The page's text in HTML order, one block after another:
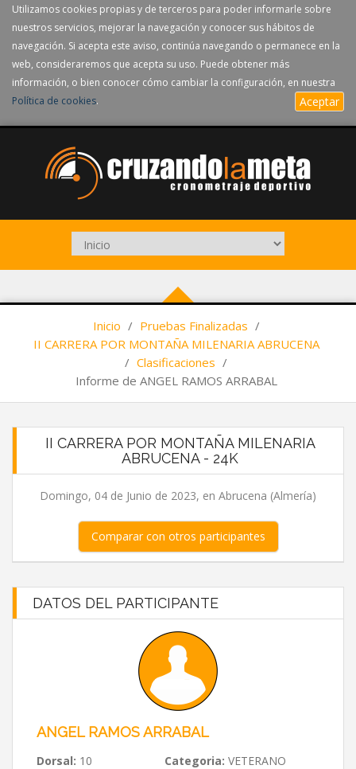
Utilizamos cookies propias y de terceros para poder informarle sobre
nuestros servicios, mejorar la navegación y conocer sus hábitos de
navegación. Si acepta este aviso, continúa navegando o permanece en la
web, consideraremos que acepta su uso. Puede obtener más
información, o bien conocer cómo cambiar la configuración, en nuestra
Política de cookies. Aceptar
Inicio / Pruebas Finalizadas /
II CARRERA POR MONTAÑA MILENARIA ABRUCENA
/ Clasificaciones /
Informe de ANGEL RAMOS ARRABAL
II CARRERA POR MONTAÑA MILENARIA
ABRUCENA - 24K
Domingo, 04 de Junio de 2023, en Abrucena (Almería)
Comparar con otros participantes
DATOS DEL PARTICIPANTE
ANGEL RAMOS ARRABAL
Dorsal: 10 Categoria: VETERANO